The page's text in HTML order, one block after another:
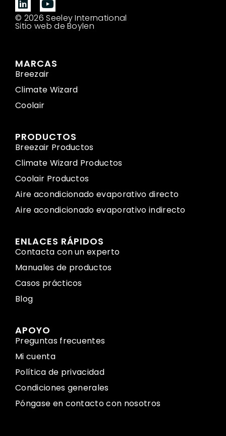
© 2026 Seeley International
Sitio web de Boylen
MARCAS
Breezair
Climate Wizard
Coolair
PRODUCTOS
Breezair Productos
Climate Wizard Productos
Coolair Productos
Aire acondicionado evaporativo directo
Aire acondicionado evaporativo indirecto
ENLACES RÁPIDOS
Contacta con un experto
Manuales de productos
Casos prácticos
Blog
APOYO
Preguntas frecuentes
Mi cuenta
Política de privacidad
Condiciones generales
Póngase en contacto con nosotros